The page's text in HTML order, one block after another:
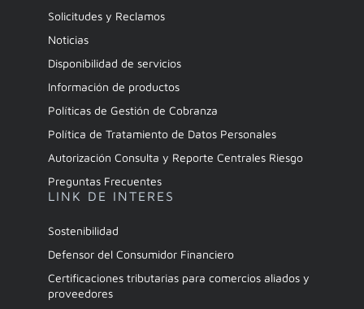
Solicitudes y Reclamos
Noticias
Disponibilidad de servicios
Información de productos
Políticas de Gestión de Cobranza
Política de Tratamiento de Datos Personales
Autorización Consulta y Reporte Centrales Riesgo
Preguntas Frecuentes
LINK DE INTERES
Sostenibilidad
Defensor del Consumidor Financiero
Certificaciones tributarias para comercios aliados y
proveedores